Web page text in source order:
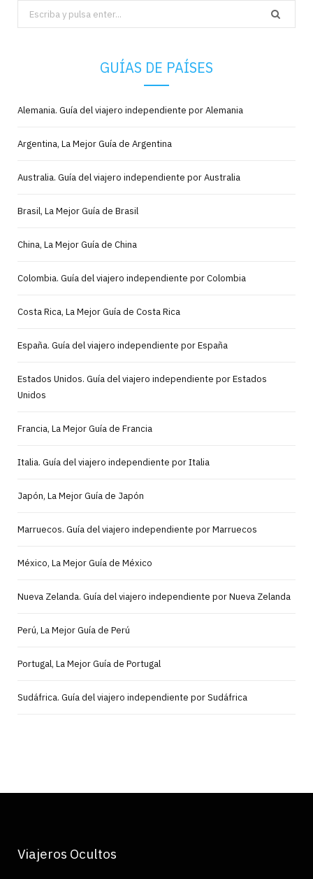
Search
for:
GUÍAS DE PAÍSES
Alemania. Guía del viajero independiente por Alemania
Argentina, La Mejor Guía de Argentina
Australia. Guía del viajero independiente por Australia
Brasil, La Mejor Guía de Brasil
China, La Mejor Guía de China
Colombia. Guía del viajero independiente por Colombia
Costa Rica, La Mejor Guía de Costa Rica
España. Guía del viajero independiente por España
Estados Unidos. Guía del viajero independiente por Estados
Unidos
Francia, La Mejor Guía de Francia
Italia. Guía del viajero independiente por Italia
Japón, La Mejor Guía de Japón
Marruecos. Guía del viajero independiente por Marruecos
México, La Mejor Guía de México
Nueva Zelanda. Guía del viajero independiente por Nueva Zelanda
Perú, La Mejor Guía de Perú
Portugal, La Mejor Guía de Portugal
Sudáfrica. Guía del viajero independiente por Sudáfrica
Viajeros Ocultos